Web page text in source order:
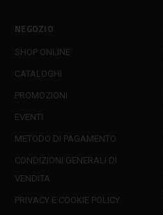
NEGOZIO
SHOP ONLINE
CATALOGHI
PROMOZIONI
EVENTI
METODO DI PAGAMENTO
CONDIZIONI GENERALI DI
VENDITA
PRIVACY E COOKIE POLICY